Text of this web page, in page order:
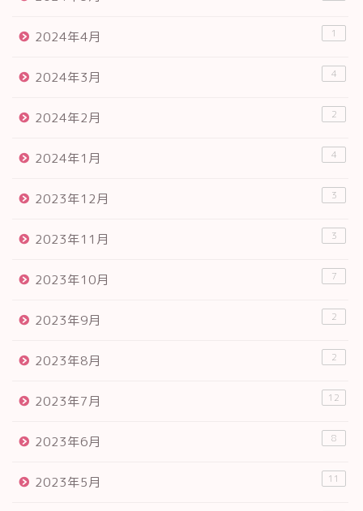
2024年4月 1
2024年3月 4
2024年2月 2
2024年1月 4
2023年12月 3
2023年11月 3
2023年10月 7
2023年9月 2
2023年8月 2
2023年7月 12
2023年6月 8
2023年5月 11